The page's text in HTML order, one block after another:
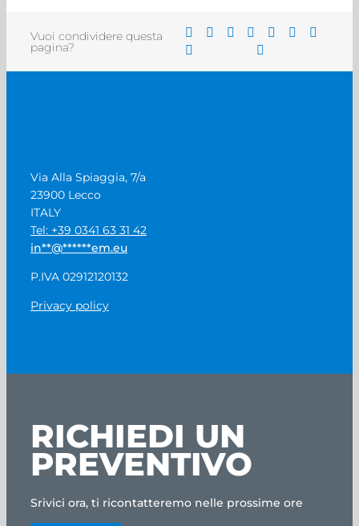
Vuoi condividere questa
pagina?
Via Alla Spiaggia, 7/a
23900 Lecco
ITALY
Tel: +39 0341 63 31 42
in**@******em.eu
P.IVA 02912120132
Privacy policy
RICHIEDI UN
PREVENTIVO
Srivici ora, ti ricontatteremo nelle prossime ore